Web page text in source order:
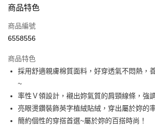
大哥付你分期
【大哥付你分期使用說明】
1.本服務由台灣大哥大提供，台灣大哥大用戶可立即使
流程，驗證手機門號後，選擇欲分期的期數、繳款截止
成交易。
3.實際核准額度、可分期數及費用金額請依後續交易
4.訂單成立30分鐘內，如未前往確認交易或遇審核未通
法說明評估內容。
【繳款方式說明】
1.分期款項不併入電信帳單，「大哥付你分期」於每月
醒簡訊。
AFTEE先享後付
【關於「AFTEE先享後付」】
AFTEE先享後付是「在收到商品之後才付款」的支付
便利好安心！
１．簡單：不需註冊會員、不需綁卡、不需儲值。
２．便利：只要手機號碼，簡訊認證，即可結帳。
３．安心：先確認商品／服務後，再付款。
【「AFTEE先享後付」結帳流程】
ATM付款
全家取貨付款
每筆NT$70，滿NT$699(含以上)免運費
商品特色
商品編號
6558556
商品特色
採用舒適親膚棉質面料，好穿透氣不悶熱，
~
率性Ｖ領設計，襯出妳氣質的肩頸線條，強
亮眼燙鑽裝飾英字植絨貼絨，穿出屬於妳的
簡約個性的穿搭首選~屬於妳的百搭時尚！